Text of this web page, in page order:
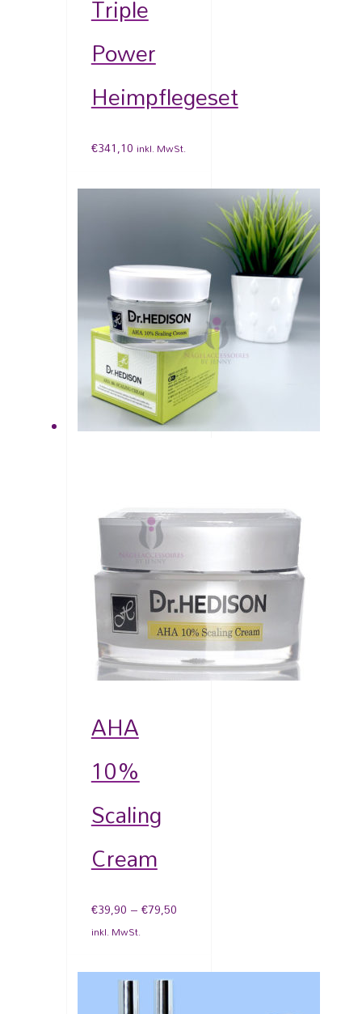
Triple
Power
Heimpflegeset
€341,10 inkl. MwSt.
AHA
10%
Scaling
Cream
€39,90 –€79,50
inkl. MwSt.